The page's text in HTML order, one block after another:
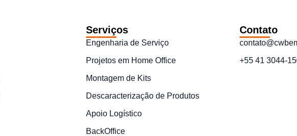
Serviços
Engenharia de Serviço
Projetos em Home Office
Montagem de Kits
Descaracterização de Produtos
Apoio Logístico
BackOffice
Contato
+55 41 3044-